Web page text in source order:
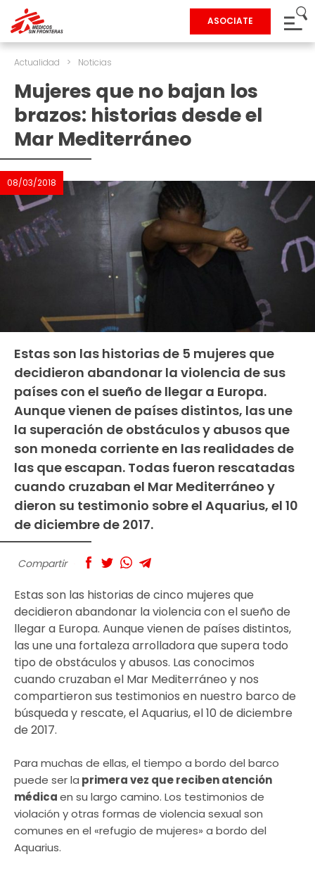
ASOCIATE
Actualidad > Noticias
Mujeres que no bajan los
brazos: historias desde el
Mar Mediterráneo
08/03/2018
Estas son las historias de 5 mujeres que
decidieron abandonar la violencia de sus
países con el sueño de llegar a Europa.
Aunque vienen de países distintos, las une
la superación de obstáculos y abusos que
son moneda corriente en las realidades de
las que escapan. Todas fueron rescatadas
cuando cruzaban el Mar Mediterráneo y
dieron su testimonio sobre el Aquarius, el 10
de diciembre de 2017.
Compartir
Estas son las historias de cinco mujeres que
decidieron abandonar la violencia con el sueño de
llegar a Europa. Aunque vienen de países distintos,
las une una fortaleza arrolladora que supera todo
tipo de obstáculos y abusos. Las conocimos
cuando cruzaban el Mar Mediterráneo y nos
compartieron sus testimonios en nuestro barco de
búsqueda y rescate, el Aquarius, el 10 de diciembre
de 2017.
Para muchas de ellas, el tiempo a bordo del barco
puede ser la primera vez que reciben atención
médicaen su largo camino. Los testimonios de
violación y otras formas de violencia sexual son
comunes en el «refugio de mujeres» a bordo del
Aquarius.